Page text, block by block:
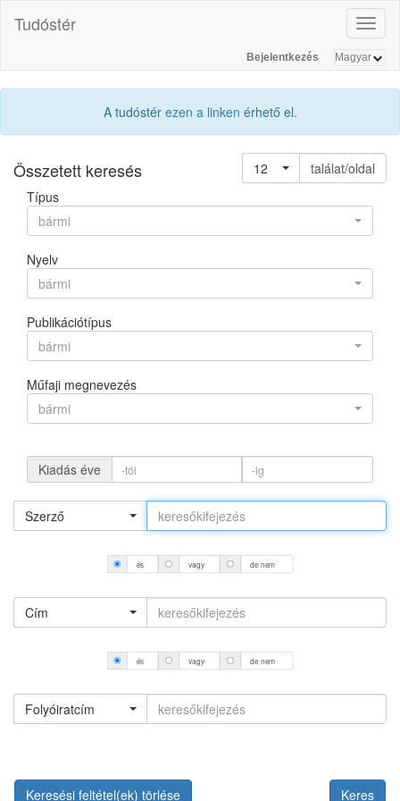
Tudóstér
Bejelentkezés
A tudóstér ezen a linken érhető el.
Összetett keresés 12
találat/oldal
Típus
bármi
Nyelv
bármi
Publikációtípus
bármi
Műfaji megnevezés
bármi
Kiadás éve
Szerző
és vagy de nem
Cím
és vagy de nem
Folyóiratcím
Keresési feltétel(ek) törlése